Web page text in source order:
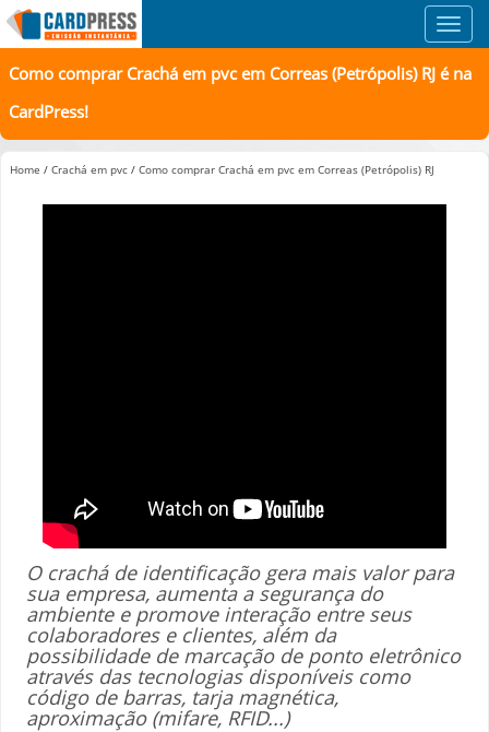
Como comprar Crachá em pvc em Correas (Petrópolis) RJ é na
CardPress!
Home / Crachá em pvc / Como comprar Crachá em pvc em Correas (Petrópolis) RJ
O crachá de identificação gera mais valor para
sua empresa, aumenta a segurança do
ambiente e promove interação entre seus
colaboradores e clientes, além da
possibilidade de marcação de ponto eletrônico
através das tecnologias disponíveis como
código de barras, tarja magnética,
aproximação (mifare, RFID...)